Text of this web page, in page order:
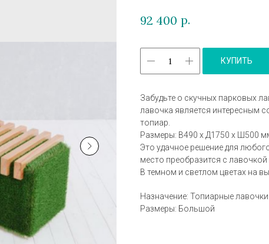
92 400 р.
КУПИТЬ
Забудьте о скучных парковых
лавочка является интересным
топиар.
Размеры: В490 х Д1750 х Ш500
Это удачное решение для
место преобразится с
В темном и светлом цветах на
Назначение: Топиарные лавочки
Размеры: Большой